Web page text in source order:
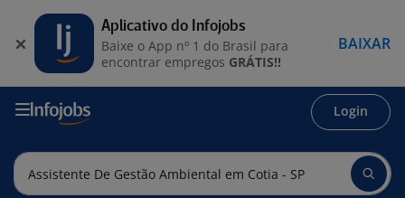
Login
Aplicativo do Infojobs
Baixe o App nº 1 do Brasil para
encontrar empregos GRÁTIS!!
BAIXAR